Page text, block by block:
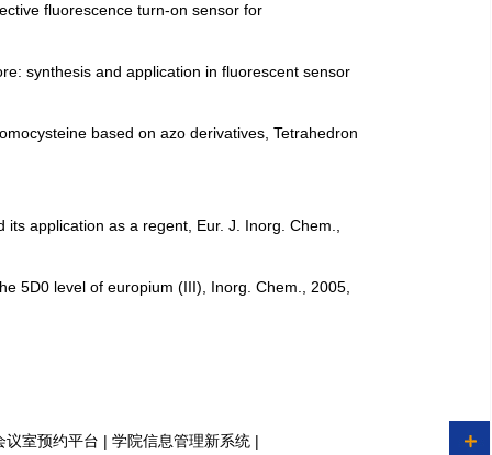
fluorescence turn-on sensor for
synthesis and application in fluorescent sensor
based on azo derivatives, Tetrahedron
application as a regent, Eur. J. Inorg. Chem.,
5D0 level of europium (III), Inorg. Chem., 2005,
议室预约平台 | 学院信息管理新系统 |